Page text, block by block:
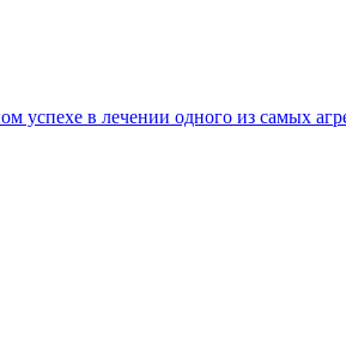
успехе в лечении одного из самых